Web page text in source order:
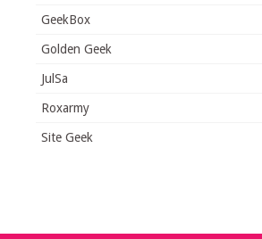
GeekBox
Golden Geek
JulSa
Roxarmy
Site Geek